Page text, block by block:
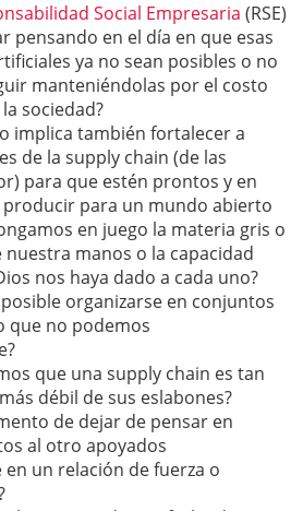
Social Empresaria (RSE)
pensando en el día en que esas
ya no sean posibles o no
manteniéndolas por el costo
sociedad?
implica también fortalecer a
de la supply chain (de las
para que estén prontos y en
producir para un mundo abierto
en juego la materia gris o
nuestra manos o la capacidad
nos haya dado a cada uno?
organizarse en conjuntos
que no podemos
que una supply chain es tan
débil de sus eslabones?
de dejar de pensar en
al otro apoyados
en un relación de fuerza o